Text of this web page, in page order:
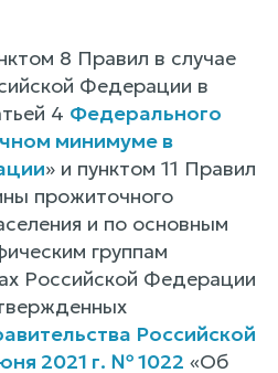
8 Правил в случае
Федерации в
4 Федерального
минимуме в
» и пунктом 11 Правил
прожиточного
и по основным
группам
Российской Федерации
Российской
2021 г. № 1022 «Об